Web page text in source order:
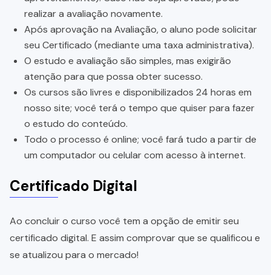
realizar a avaliação novamente.
Após aprovação na Avaliação, o aluno pode solicitar
seu Certificado (mediante uma taxa administrativa).
O estudo e avaliação são simples, mas exigirão
atenção para que possa obter sucesso.
Os cursos são livres e disponibilizados 24 horas em
nosso site; você terá o tempo que quiser para fazer
o estudo do conteúdo.
Todo o processo é online; você fará tudo a partir de
um computador ou celular com acesso à internet.
Certificado Digital
Ao concluir o curso você tem a opção de emitir seu
certificado digital. E assim comprovar que se qualificou e
se atualizou para o mercado!